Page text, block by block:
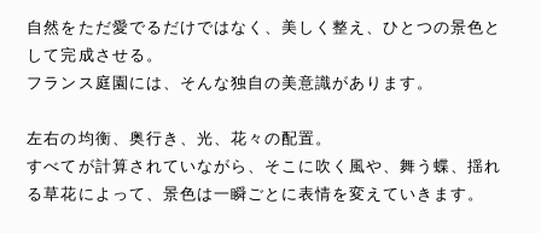
自然をただ愛でるだけではなく、美しく整え、ひとつの景色と
して完成させる。
フランス庭園には、そんな独自の美意識があります。
左右の均衡、奥行き、光、花々の配置。
すべてが計算されていながら、そこに吹く風や、舞う蝶、揺れ
る草花によって、景色は一瞬ごとに表情を変えていきます。